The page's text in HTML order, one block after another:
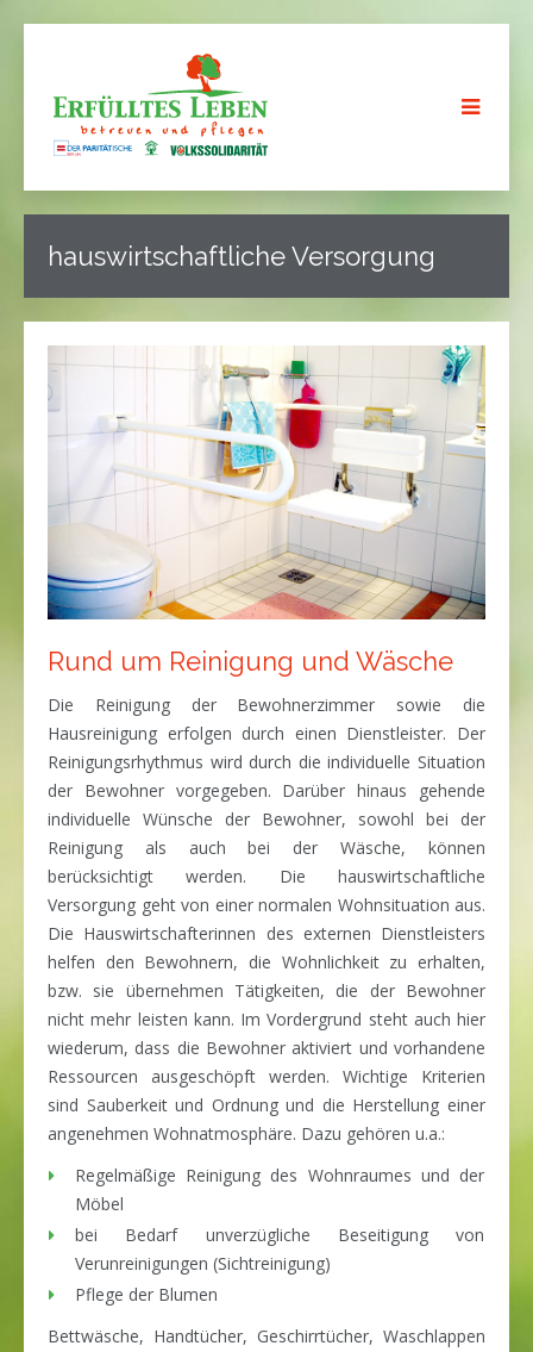
hauswirtschaftliche Versorgung
Rund um Reinigung und Wäsche
Die Reinigung der Bewohnerzimmer sowie die
Hausreinigung erfolgen durch einen Dienstleister. Der
Reinigungsrhythmus wird durch die individuelle Situation
der Bewohner vorgegeben. Darüber hinaus gehende
individuelle Wünsche der Bewohner, sowohl bei der
Reinigung als auch bei der Wäsche, können
berücksichtigt werden. Die hauswirtschaftliche
Versorgung geht von einer normalen Wohnsituation aus.
Die Hauswirtschafterinnen des externen Dienstleisters
helfen den Bewohnern, die Wohnlichkeit zu erhalten,
bzw. sie übernehmen Tätigkeiten, die der Bewohner
nicht mehr leisten kann. Im Vordergrund steht auch hier
wiederum, dass die Bewohner aktiviert und vorhandene
Ressourcen ausgeschöpft werden. Wichtige Kriterien
sind Sauberkeit und Ordnung und die Herstellung einer
angenehmen Wohnatmosphäre. Dazu gehören u.a.:
Regelmäßige Reinigung des Wohnraumes und der
Möbel
bei Bedarf unverzügliche Beseitigung von
Verunreinigungen (Sichtreinigung)
Pflege der Blumen
Bettwäsche, Handtücher, Geschirrtücher, Waschlappen